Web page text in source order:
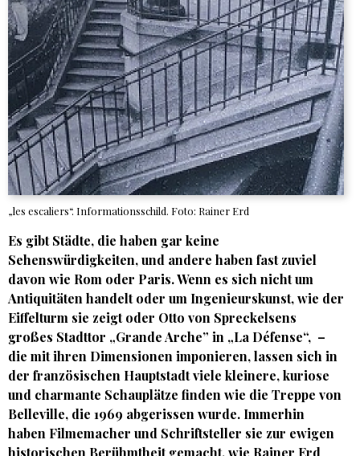
„les escaliers“. Informationsschild. Foto: Rainer Erd
Es gibt Städte, die haben gar keine
Sehenswürdigkeiten, und andere haben fast zuviel
davon wie Rom oder Paris. Wenn es sich nicht um
Antiquitäten handelt oder um Ingenieurskunst, wie der
Eiffelturm sie zeigt oder Otto von Spreckelsens
großes Stadttor „Grande Arche” in „La Défense“, –
die mit ihren Dimensionen imponieren, lassen sich in
der französischen Hauptstadt viele kleinere, kuriose
und charmante Schauplätze finden wie die Treppe von
Belleville, die 1969 abgerissen wurde. Immerhin
haben Filmemacher und Schriftsteller sie zur ewigen
historischen Berühmtheit gemacht, wie Rainer Erd